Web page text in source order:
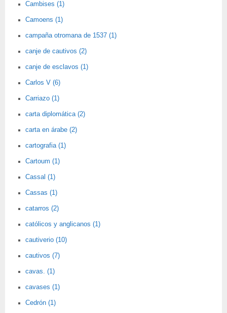
Cambises (1)
Camoens (1)
campaña otromana de 1537 (1)
canje de cautivos (2)
canje de esclavos (1)
Carlos V (6)
Carriazo (1)
carta diplomática (2)
carta en árabe (2)
cartografia (1)
Cartoum (1)
Cassal (1)
Cassas (1)
catarros (2)
católicos y anglicanos (1)
cautiverio (10)
cautivos (7)
cavas. (1)
cavases (1)
Cedrón (1)